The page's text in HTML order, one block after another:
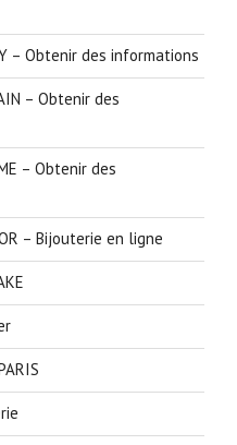
– Obtenir des informations
– Obtenir des
– Obtenir des
– Bijouterie en ligne